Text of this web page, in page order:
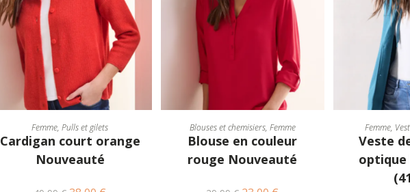
CHOIX DES OPTIONS
Femme,Pulls et gilets
Cardigan court orange
Nouveauté
CHOIX DES OPTIONS
Blouses et chemisiers, Femme
Blouse en couleur
rouge Nouveauté
CHOIX
Femme,
Veste
optique